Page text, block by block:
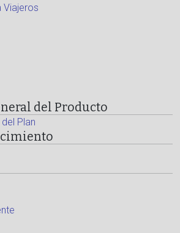
Viajeros
del Producto
Plan